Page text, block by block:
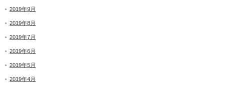
2019年9月
2019年8月
2019年7月
2019年6月
2019年5月
2019年4月